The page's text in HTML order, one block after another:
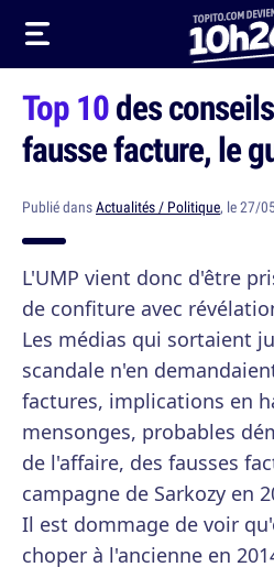
Top 10des
fausse facture, le
Publié dansActualités / Politique, le 27/
L'UMP vient donc d'être
de confiture avec
Les médias qui sortaient
scandale n'en
factures, implications en
mensonges, probables
de l'affaire, des fausses
campagne de Sarkozy en
Il est dommage de voir
choper à l'ancienne en